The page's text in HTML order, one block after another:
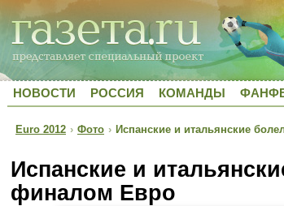
НОВОСТИ РОССИЯ КОМАНДЫ
Euro 2012 › Фото › Испанские и итальянские
Испанские и
финалом Евро